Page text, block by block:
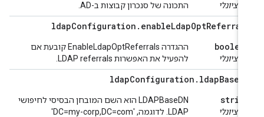
התכונה של סנכרון קבוצות ב-AD.
ldapConfiguration.enableLdapOpt
ההגדרה EnableLdapOptReferrals קובעת אם
להפעיל את האפשרות LDAP referrals.
ldapConfiguration.ldapBase
‫LDAPBaseDN הוא השם המובחן הבסיסי לחיפושי
LDAP. לדוגמה, 'DC=my-corp,DC=com'